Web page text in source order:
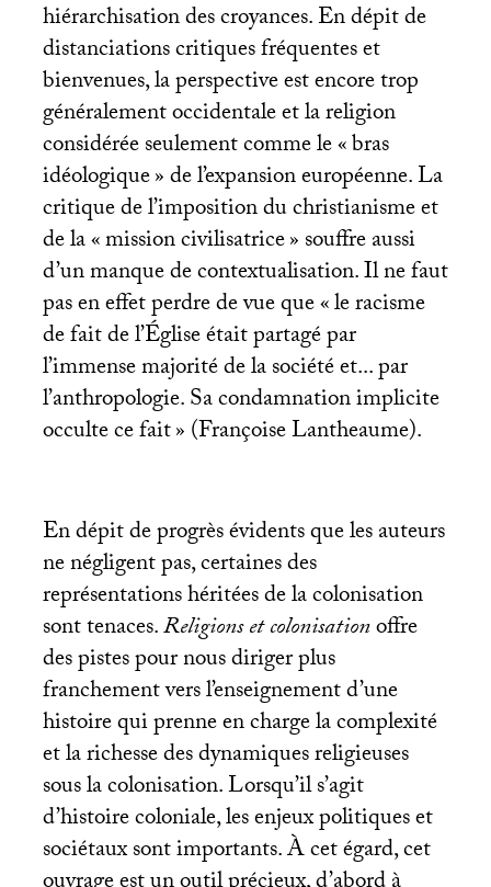
hiérarchisation des croyances. En dépit de
distanciations critiques fréquentes et
bienvenues, la perspective est encore trop
généralement occidentale et la religion
considérée seulement comme le «bras
idéologique» de l’expansion européenne. La
critique de l’imposition du christianisme et
de la «mission civilisatrice» souffre aussi
d’un manque de contextualisation. Il ne faut
pas en effet perdre de vue que «le racisme
de fait de l’Église était partagé par
l’immense majorité de la société et... par
l’anthropologie. Sa condamnation implicite
occulte ce fait» (Françoise Lantheaume).
En dépit de progrès évidents que les auteurs
ne négligent pas, certaines des
représentations héritées de la colonisation
sont tenaces.Religions et colonisationoffre
des pistes pour nous diriger plus
franchement vers l’enseignement d’une
histoire qui prenne en charge la complexité
et la richesse des dynamiques religieuses
sous la colonisation. Lorsqu’il s’agit
d’histoire coloniale, les enjeux politiques et
sociétaux sont importants. À cet égard, cet